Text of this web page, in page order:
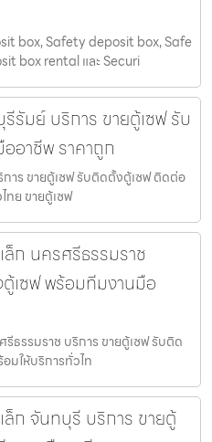
box, Safety deposit box, Safe
box rental และ Securi
รัมย์ บริการ ขายตู้เซฟ รับ
อาชีพ ราคาถูก
าร ขายตู้เซฟ รับติดตั้งตู้เซฟ ติดต่อ
ทย ขายตู้เซฟ
ก นครศรีธรรมราช
เซฟ พร้อมทีมงานมือ
ธรรมราช บริการ ขายตู้เซฟ รับติด
มให้บริการทั่วไท
ก จันทบุรี บริการ ขายตู้